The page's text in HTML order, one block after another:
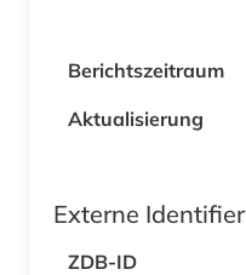
Berichtszeitraum
Aktualisierung
Externe Identifier
ZDB-ID